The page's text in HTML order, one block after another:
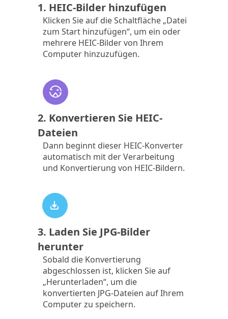
1. HEIC-Bilder hinzufügen
Klicken Sie auf die Schaltfläche „Datei
zum Start hinzufügen“, um ein oder
mehrere HEIC-Bilder von Ihrem
Computer hinzuzufügen.
2. Konvertieren Sie HEIC-
Dateien
Dann beginnt dieser HEIC-Konverter
automatisch mit der Verarbeitung
und Konvertierung von HEIC-Bildern.
3. Laden Sie JPG-Bilder
herunter
Sobald die Konvertierung
abgeschlossen ist, klicken Sie auf
„Herunterladen“, um die
konvertierten JPG-Dateien auf Ihrem
Computer zu speichern.